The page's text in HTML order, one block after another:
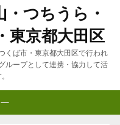
つちうら・
東京都大田区
くば市・東京都大田区で行われ
ループとして連携・協力して活